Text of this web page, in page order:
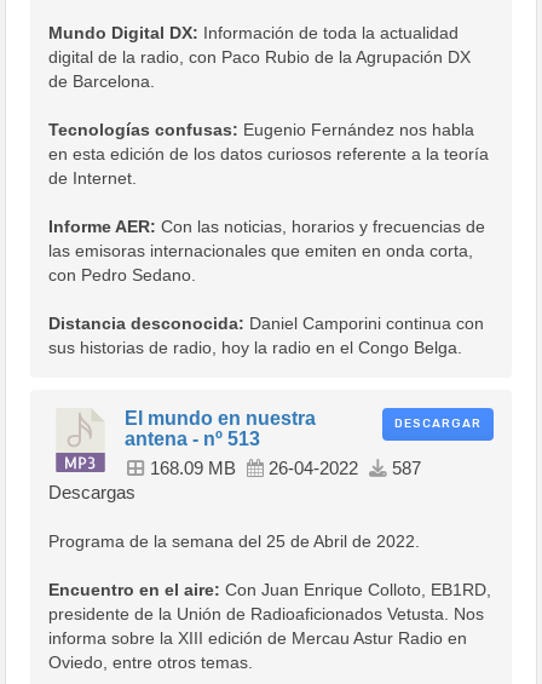
Mundo Digital DX: Información de toda la actualidad
digital de la radio, con Paco Rubio de la Agrupación DX
de Barcelona.
Tecnologías confusas: Eugenio Fernández nos habla
en esta edición de los datos curiosos referente a la teoría
de Internet.
Informe AER: Con las noticias, horarios y frecuencias de
las emisoras internacionales que emiten en onda corta,
con Pedro Sedano.
Distancia desconocida: Daniel Camporini continua con
sus historias de radio, hoy la radio en el Congo Belga.
DESCARGAR
El mundo en nuestra
antena - nº 513
168.09 MB 26-04-2022
587
Descargas
Programa de la semana del 25 de Abril de 2022.
Encuentro en el aire: Con Juan Enrique Colloto, EB1RD,
presidente de la Unión de Radioaficionados Vetusta. Nos
informa sobre la XIII edición de Mercau Astur Radio en
Oviedo, entre otros temas.